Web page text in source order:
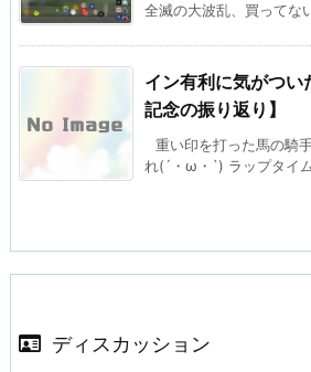
全滅の大波乱、買ってな
イン有利に気がつい
記念の振り返り】
重い印を打った馬の騎
れ(´・ω・`) ラップタイ
ディスカッション